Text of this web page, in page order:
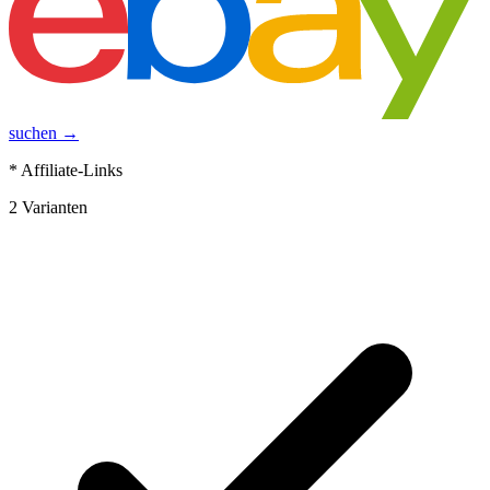
suchen →
* Affiliate-Links
2 Varianten